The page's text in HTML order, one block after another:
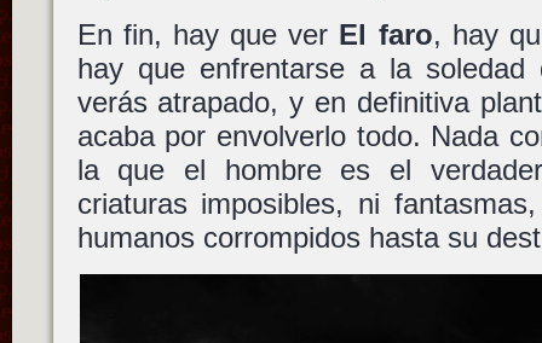
En fin, hay que ver El faro, hay
hay que enfrentarse a la
verás atrapado, y en definitiva
acaba por envolverlo todo. Nada
la que el hombre es el
criaturas imposibles, ni
humanos corrompidos hasta su